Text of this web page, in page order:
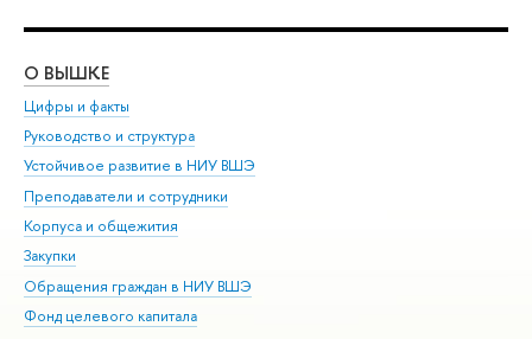
О ВЫШКЕ
Цифры и факты
Руководство и структура
Устойчивое развитие в НИУ ВШЭ
Преподаватели и сотрудники
Корпуса и общежития
Закупки
Обращения граждан в НИУ ВШЭ
Фонд целевого капитала